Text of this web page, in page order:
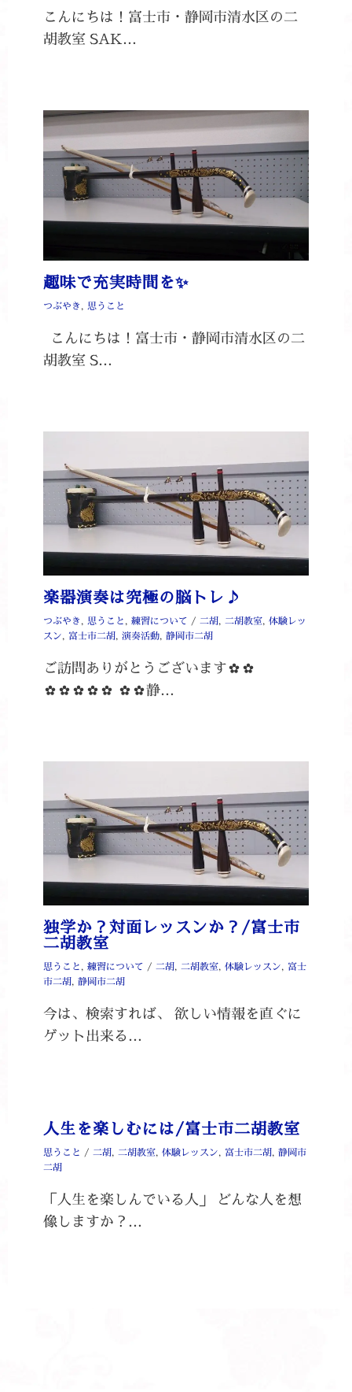
こんにちは！富士市・静岡市清水区の二
胡教室 SAK…
趣味で充実時間を✨
つぶやき, 思うこと
こんにちは！富士市・静岡市清水区の二
胡教室 S…
楽器演奏は究極の脳トレ♪
つぶやき, 思うこと, 練習について / 二胡, 二胡教室, 体験レッ
スン, 富士市二胡, 演奏活動, 静岡市二胡
ご訪問ありがとうございます✿✿
✿✿✿✿✿ ✿✿静…
独学か？対面レッスンか？/富士市
二胡教室
思うこと, 練習について / 二胡, 二胡教室, 体験レッスン, 富士
市二胡, 静岡市二胡
今は、検索すれば、 欲しい情報を直ぐに
ゲット出来る…
人生を楽しむには/富士市二胡教室
思うこと / 二胡, 二胡教室, 体験レッスン, 富士市二胡, 静岡市
二胡
「人生を楽しんでいる人」 どんな人を想
像しますか？…